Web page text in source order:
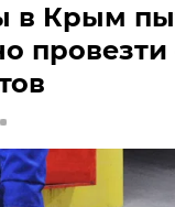
в Крым